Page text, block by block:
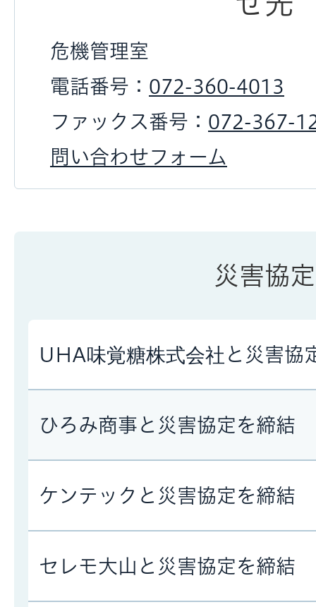
危機管理室
電話番号： 072-360-4013
ファックス番号： 072-367-
問い合わせフォーム
災害協定
UHA味覚糖株式会社と災害協
ひろみ商事と災害協定を締結
ケンテックと災害協定を締結
セレモ大山と災害協定を締結